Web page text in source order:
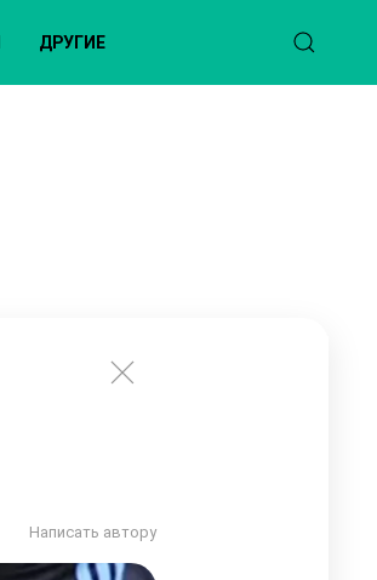
ДРУГИЕ
Написать автору